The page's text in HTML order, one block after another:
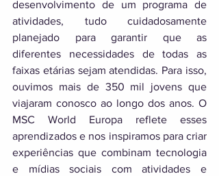
desenvolvimento de um programa de
atividades, tudo cuidadosamente
planejado para garantir que as
diferentes necessidades de todas as
faixas etárias sejam atendidas. Para isso,
ouvimos mais de 350 mil jovens que
viajaram conosco ao longo dos anos. O
MSC World Europa reflete esses
aprendizados e nos inspiramos para criar
experiências que combinam tecnologia
e mídias sociais com atividades e